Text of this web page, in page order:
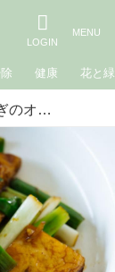
健康 花と緑
「さつま揚げとわけぎのオイスターソース炒め」のつくり方。さっと炒めて香りよく！ごはんによく合う簡単おかず｜松田美智子の季節の仕事